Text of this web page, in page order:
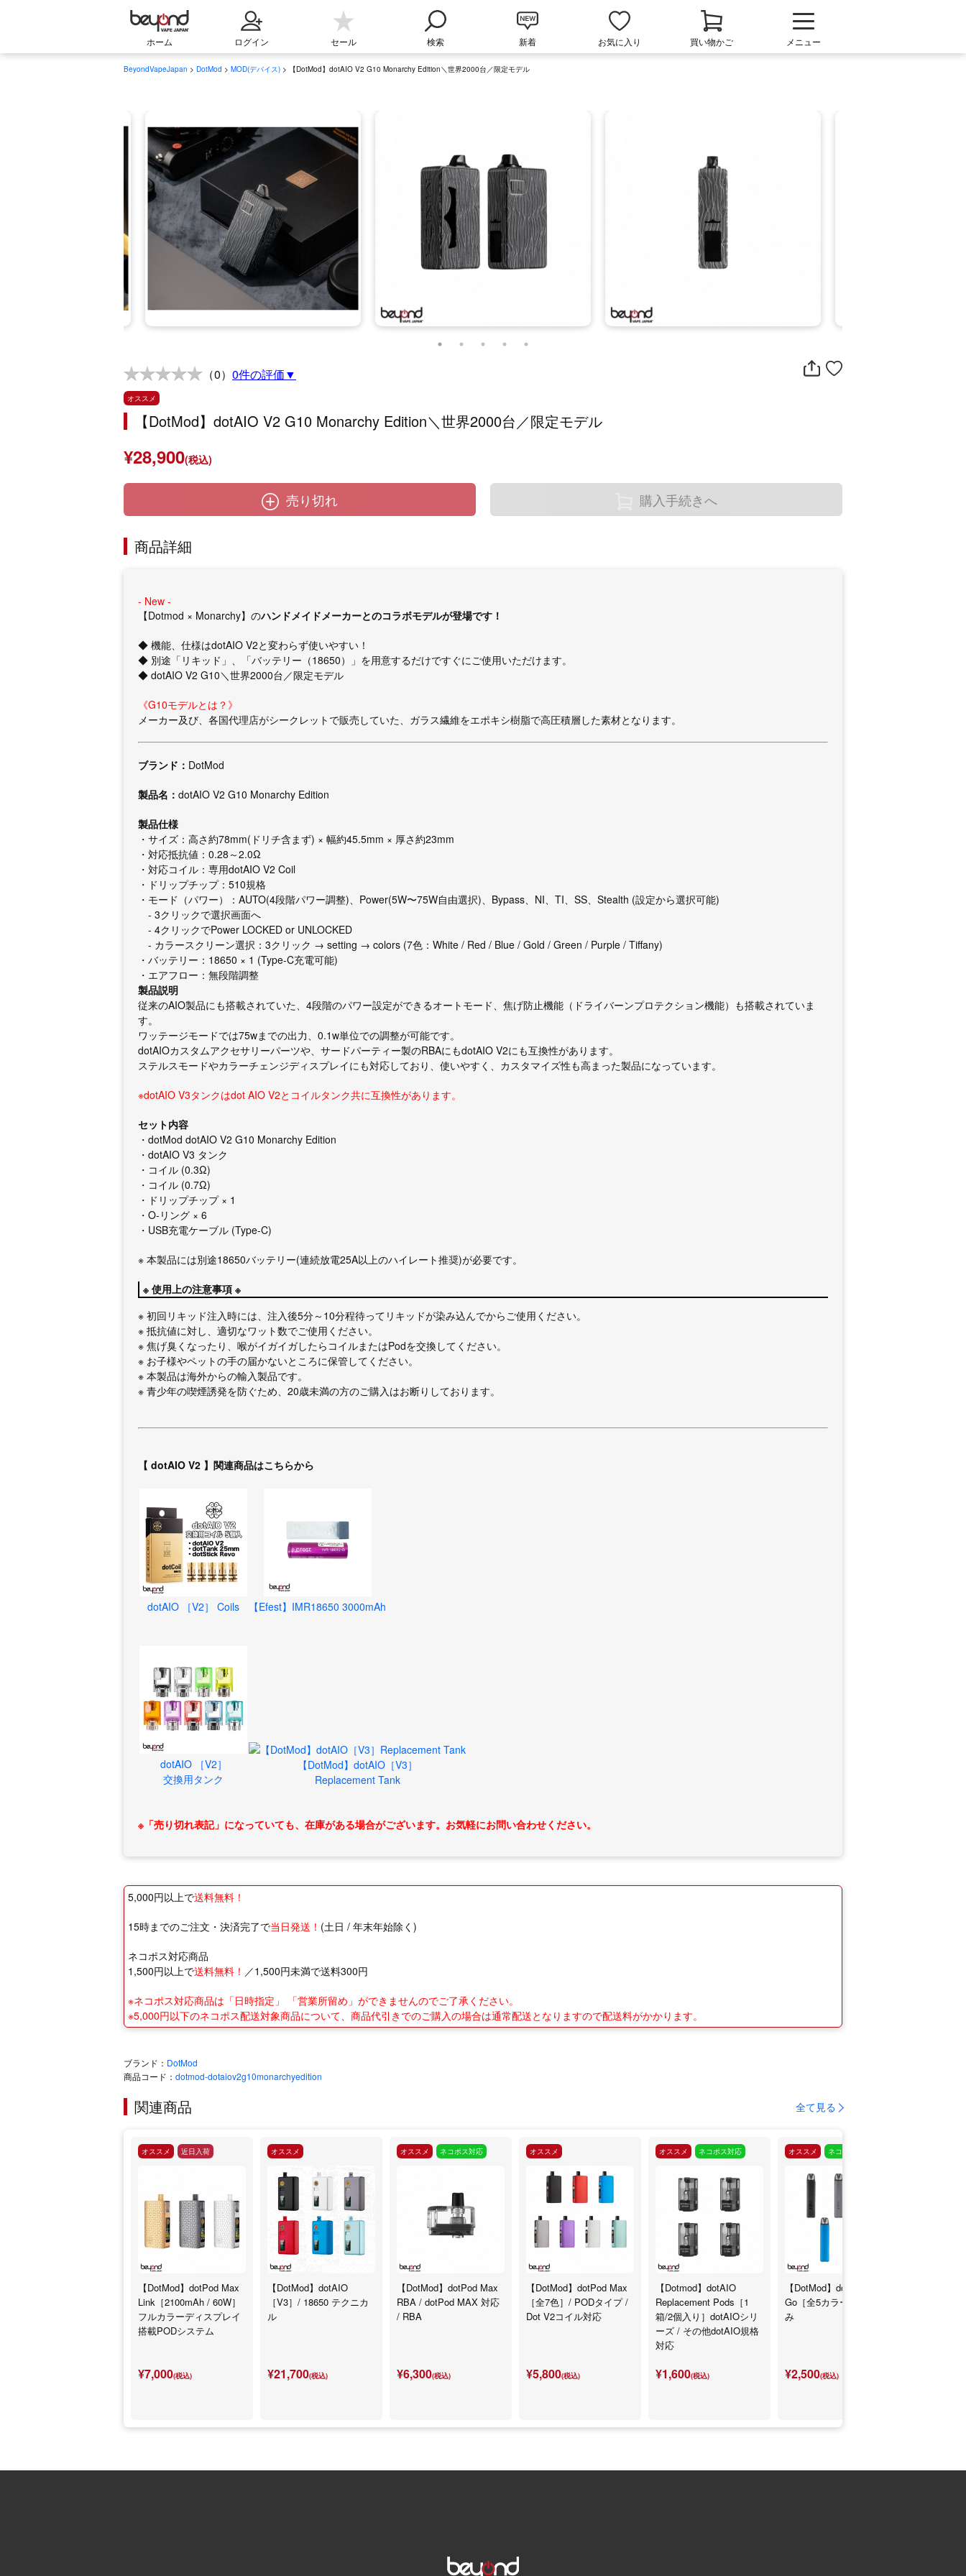
ホーム ログイン セール 検索 新着 お気に入り 買い物かご メニュー
BeyondVapeJapan > DotMod > MOD(デバイス) > 【DotMod】dotAIO V2 G10 Monarchy Edition＼世界2000台／限定モデル
（0） 0件の評価▼
オススメ
【DotMod】dotAIO V2 G10 Monarchy Edition＼世界2000台／限定モデル
¥28,900(税込)
売り切れ 購入手続きへ
商品詳細
- New -
【Dotmod × Monarchy】のハンドメイドメーカーとのコラボモデルが登場です！
◆ 機能、仕様はdotAIO V2と変わらず使いやすい！
◆ 別途「リキッド」、「バッテリー（18650）」を用意するだけですぐにご使用いただけます。
◆ dotAIO V2 G10＼世界2000台／限定モデル
《G10モデルとは？》
メーカー及び、各国代理店がシークレットで販売していた、ガラス繊維をエポキシ樹脂で高圧積層した素材となります。
ブランド： DotMod
製品名： dotAIO V2 G10 Monarchy Edition
製品仕様
・サイズ：高さ約78mm(ドリチ含まず) × 幅約45.5mm × 厚さ約23mm
・対応抵抗値：0.28～2.0Ω
・対応コイル：専用dotAIO V2 Coil
・ドリップチップ：510規格
・モード（パワー）：AUTO(4段階パワー調整)、Power(5W〜75W自由選択)、Bypass、NI、TI、SS、Stealth (設定から選択可能)
- 3クリックで選択画面へ
- 4クリックでPower LOCKED or UNLOCKED
- カラースクリーン選択：3クリック → setting → colors (7色：White / Red / Blue / Gold / Green / Purple / Tiffany)
・バッテリー：18650 × 1 (Type-C充電可能)
・エアフロー：無段階調整
製品説明
従来のAIO製品にも搭載されていた、4段階のパワー設定ができるオートモード、焦げ防止機能（ドライバーンプロテクション機能）も搭載されていま
す。
ワッテージモードでは75wまでの出力、0.1w単位での調整が可能です。
dotAIOカスタムアクセサリーパーツや、サードパーティー製のRBAにもdotAIO V2にも互換性があります。
ステルスモードやカラーチェンジディスプレイにも対応しており、使いやすく、カスタマイズ性も高まった製品になっています。
※dotAIO V3タンクはdot AIO V2とコイルタンク共に互換性があります。
セット内容
・dotMod dotAIO V2 G10 Monarchy Edition
・dotAIO V3 タンク
・コイル (0.3Ω)
・コイル (0.7Ω)
・ドリップチップ × 1
・O-リング × 6
・USB充電ケーブル (Type-C)
※ 本製品には別途18650バッテリー(連続放電25A以上のハイレート推奨)が必要です。
※ 使用上の注意事項 ※
※ 初回リキッド注入時には、注入後5分～10分程待ってリキッドが染み込んでからご使用ください。
※ 抵抗値に対し、適切なワット数でご使用ください。
※ 焦げ臭くなったり、喉がイガイガしたらコイルまたはPodを交換してください。
※ お子様やペットの手の届かないところに保管してください。
※ 本製品は海外からの輸入製品です。
※ 青少年の喫煙誘発を防ぐため、20歳未満の方のご購入はお断りしております。
【 dotAIO V2 】関連商品はこちらから
dotAIO ［V2］ Coils 【Efest】IMR18650 3000mAh
dotAIO ［V2］
交換用タンク
【DotMod】dotAIO［V3］
Replacement Tank
※「売り切れ表記」になっていても、在庫がある場合がございます。お気軽にお問い合わせください。
5,000円以上で送料無料！
15時までのご注文・決済完了で当日発送！ (土日 / 年末年始除く)
ネコポス対応商品
1,500円以上で送料無料！ ／1,500円未満で送料300円
※ネコポス対応商品は「日時指定」 「営業所留め」ができませんのでご了承ください。
※5,000円以下のネコポス配送対象商品について、商品代引きでのご購入の場合は通常配送となりますので配送料がかかります。
ブランド： DotMod
商品コード： dotmod-dotaiov2g10monarchyedition
関連商品 全て見る
オススメ 近日入荷
【DotMod】dotPod Max
Link［2100mAh / 60W］
フルカラーディスプレイ
搭載PODシステム
¥7,000(税込)
オススメ
【DotMod】dotAIO
［V3］/ 18650 テクニカ
ル
¥21,700(税込)
オススメ ネコポス対応
【DotMod】dotPod Max
RBA / dotPod MAX 対応
/ RBA
¥6,300(税込)
オススメ
【DotMod】dotPod Max
［全7色］/ PODタイプ /
Dot V2コイル対応
¥5,800(税込)
オススメ ネコポス対応
【Dotmod】dotAIO
Replacement Pods［1
箱/2個入り］dotAIOシリ
ーズ / その他dotAIO規格
対応
¥1,600(税込)
オススメ ネコポス対応
【DotMod】dotPod
Go［全5カラー］本体の
み
¥2,500(税込)